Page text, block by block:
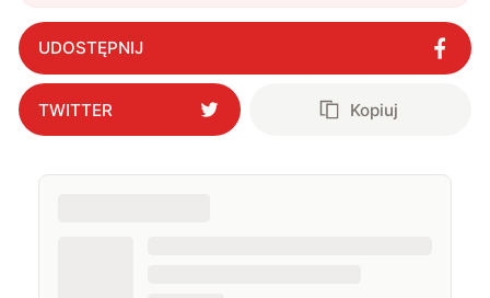
UDOSTĘPNIJ
TWITTER Kopiuj